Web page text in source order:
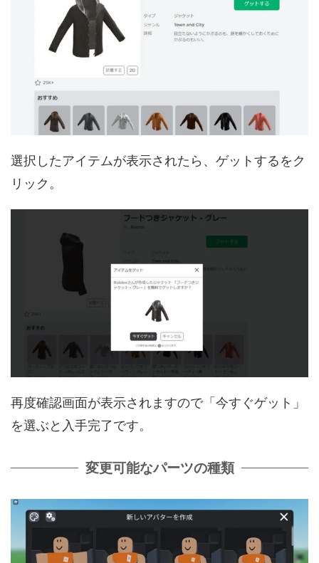
選択したアイテムが表示されたら、ゲットするをク
リック。
再度確認画面が表示されますので「今すぐゲット」
を選ぶと入手完了です。
変更可能なパーツの種類